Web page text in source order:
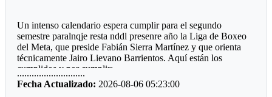
Un intenso calendario espera cumplir para el segundo
semestre paralnqje resta nddl presenre año la Liga de Boxeo
del Meta, que preside Fabián Sierra Martínez y que orienta
técnicamente Jairo Lievano Barrientos. Aquí están los
cumplidos y por cumplir:
"Guamal *
............................
Fecha Actualizado: 2026-08-06 05:23:00